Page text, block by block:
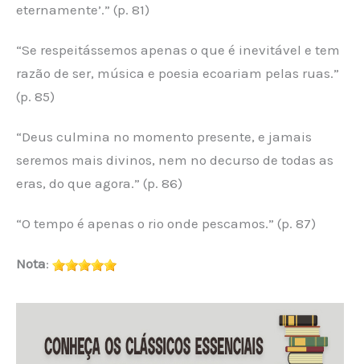
eternamente’.” (p. 81)
“Se respeitássemos apenas o que é inevitável e tem
razão de ser, música e poesia ecoariam pelas ruas.”
(p. 85)
“Deus culmina no momento presente, e jamais
seremos mais divinos, nem no decurso de todas as
eras, do que agora.” (p. 86)
“O tempo é apenas o rio onde pescamos.” (p. 87)
Nota: